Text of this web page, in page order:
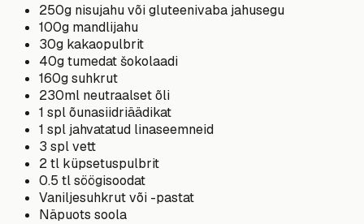
250g nisujahu või gluteenivaba jahusegu
100g mandlijahu
30g kakaopulbrit
40g tumedat šokolaadi
160g suhkrut
230ml neutraalset õli
1 spl õunasiidriäädikat
1 spl jahvatatud linaseemneid
3 spl vett
2 tl küpsetuspulbrit
0.5 tl söögisoodat
Vaniljesuhkrut või -pastat
Näpuots soola